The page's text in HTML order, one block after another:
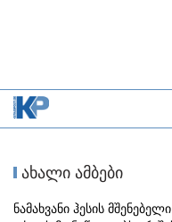
ახალი ამბები
ნამახვანი ჰესის